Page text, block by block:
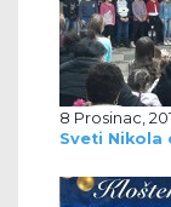
8 Prosinac,
Sveti